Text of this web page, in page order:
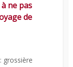
ne pas
de
grossière